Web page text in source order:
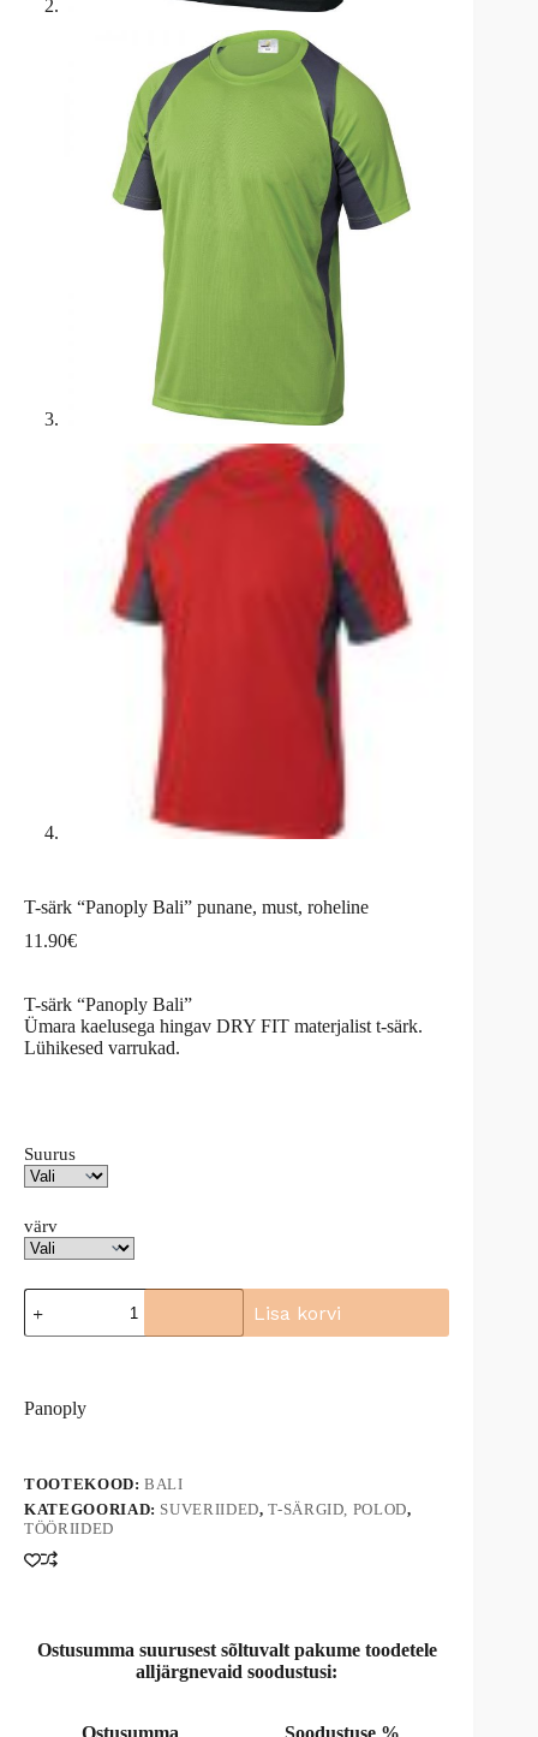
T-särk “Panoply Bali” punane, must, roheline
11.90€
T-särk “Panoply Bali”
Ümara kaelusega hingav DRY FIT materjalist t-särk.
Lühikesed varrukad.
Suurus
värv
T-
särk
"Panoply
must,
roheline
Lisa korvi
e
a
i
e
Panoply
TOOTEKOOD:BALI
KATEGOORIAD: SUVERIIDED,T-SÄRGID, POLOD,
TÖÖRIIDED
Ostusumma suurusest sõltuvalt pakume toodetele
alljärgnevaid soodustusi: